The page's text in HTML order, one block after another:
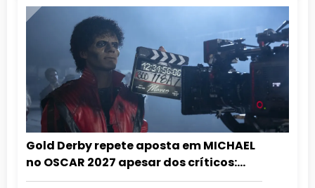
Gold Derby repete aposta em MICHAEL
no OSCAR 2027 apesar dos críticos:
”grandioso demais para ignorar!”